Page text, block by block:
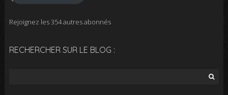
Rejoignez les 354 autres abonnés
RECHERCHER SUR LE BLOG :